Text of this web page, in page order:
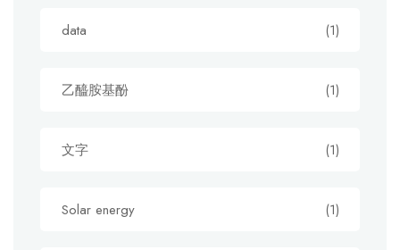
data (1)
乙醯胺基酚 (1)
文字 (1)
Solar energy (1)